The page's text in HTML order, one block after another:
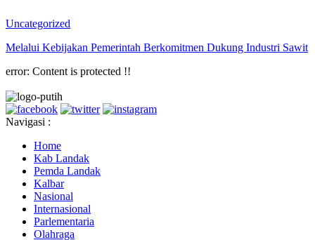
Uncategorized
Melalui Kebijakan Pemerintah Berkomitmen Dukung Industri Sawit
error: Content is protected !!
Navigasi :
Home
Kab Landak
Pemda Landak
Kalbar
Nasional
Internasional
Parlementaria
Olahraga